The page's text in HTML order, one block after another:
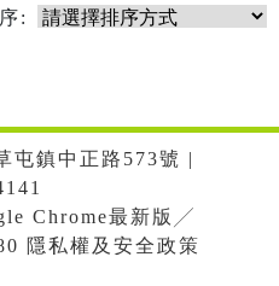
:
屯鎮中正路573號 |
Chrome最新版╱
隱私權及安全政策